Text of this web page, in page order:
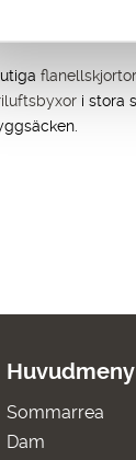
flanellskjortor
i stora
Huvudmeny
Sommarrea
Dam